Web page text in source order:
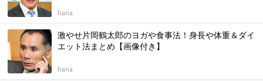
hana
激やせ片岡鶴太郎のヨガや食事法！身長や体重＆ダイ
エット法まとめ【画像付き】
hana